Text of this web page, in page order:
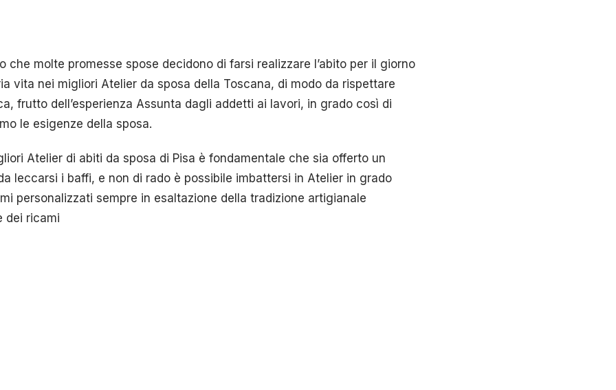
che molte promesse spose decidono di farsi realizzare l’abito per il giorno
vita nei migliori Atelier da sposa della Toscana, di modo da rispettare
frutto dell’esperienza Assunta dagli addetti ai lavori, in grado così di
le esigenze della sposa.
Atelier di abiti da sposa di Pisa è fondamentale che sia offerto un
leccarsi i baffi, e non di rado è possibile imbattersi in Atelier in grado
personalizzati sempre in esaltazione della tradizione artigianale
dei ricami